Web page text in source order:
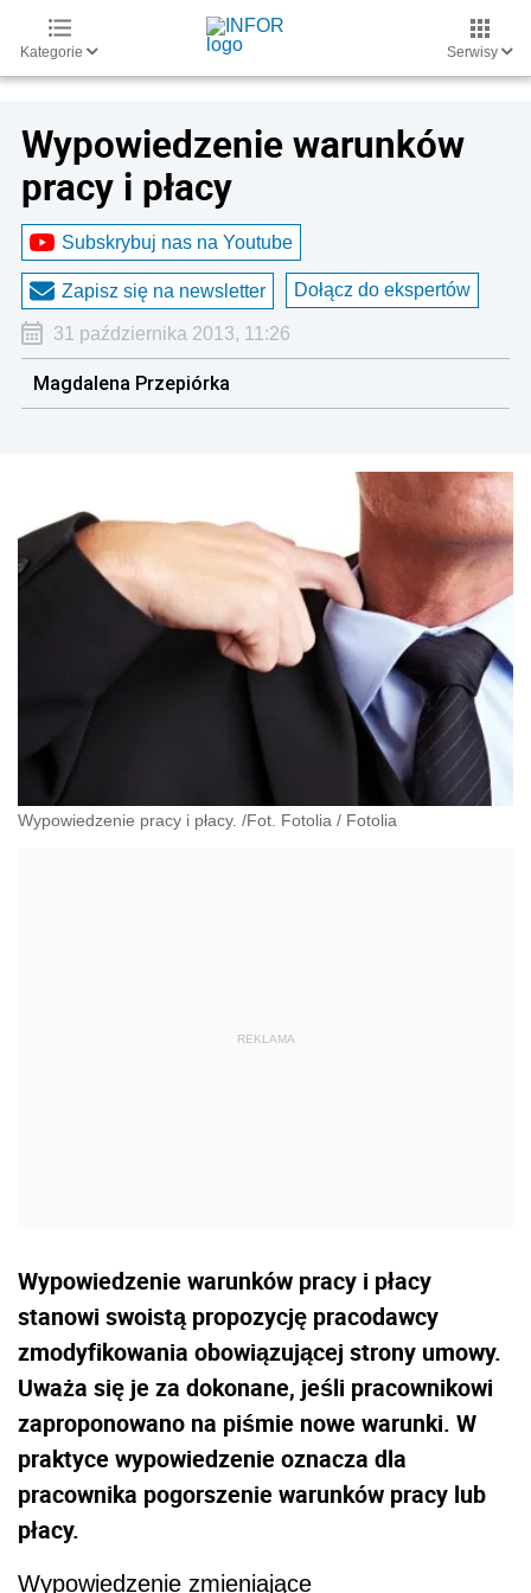
Kategorie Serwisy
Wypowiedzenie warunków
pracy i płacy
Subskrybuj nas na Youtube
Zapisz się na newsletter Dołącz do ekspertów
31 października 2013, 11:26
Magdalena Przepiórka
Wypowiedzenie pracy i płacy. /Fot. Fotolia / Fotolia
Wypowiedzenie warunków pracy i płacy
stanowi swoistą propozycję pracodawcy
zmodyfikowania obowiązującej strony umowy.
Uważa się je za dokonane, jeśli pracownikowi
zaproponowano na piśmie nowe warunki. W
praktyce wypowiedzenie oznacza dla
pracownika pogorszenie warunków pracy lub
płacy.
Wypowiedzenie zmieniające